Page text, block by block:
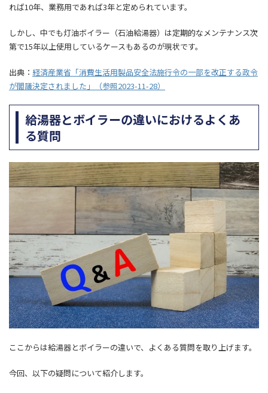
れば10年、業務用であれば3年と定められています。
しかし、中でも灯油ボイラー（石油給湯器）は定期的なメンテナンス次
第で15年以上使用しているケースもあるのが現状です。
出典： 経済産業省「消費生活用製品安全法施行令の一部を改正する政令
が閣議決定されました」（参照2023-11-28）
給湯器とボイラーの違いにおけるよくあ
る質問
ここからは給湯器とボイラーの違いで、よくある質問を取り上げます。
今回、以下の疑問について紹介します。